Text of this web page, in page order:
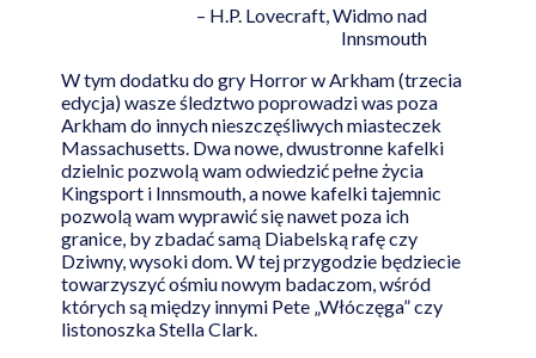
– H.P. Lovecraft, Widmo nad
Innsmouth
W tym dodatku do gry Horror w Arkham (trzecia
edycja) wasze śledztwo poprowadzi was poza
Arkham do innych nieszczęśliwych miasteczek
Massachusetts. Dwa nowe, dwustronne kafelki
dzielnic pozwolą wam odwiedzić pełne życia
Kingsport i Innsmouth, a nowe kafelki tajemnic
pozwolą wam wyprawić się nawet poza ich
granice, by zbadać samą Diabelską rafę czy
Dziwny, wysoki dom. W tej przygodzie będziecie
towarzyszyć ośmiu nowym badaczom, wśród
których są między innymi Pete „Włóczęga” czy
listonoszka Stella Clark.